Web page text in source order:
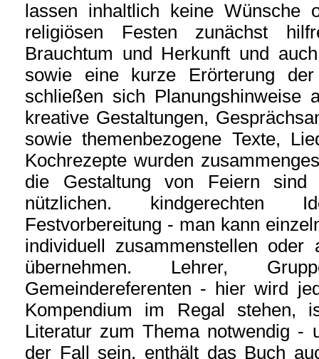
lassen inhaltlich keine Wünsche
religiösen Festen zunächst
Brauchtum und Herkunft und
sowie eine kurze Erörterung
schließen sich Planungshinweise
kreative Gestaltungen,
sowie themenbezogene Texte,
Kochrezepte wurden
die Gestaltung von Feiern sind
nützlichen. kindgerechten
Festvorbereitung - man kann
individuell zusammenstellen oder
übernehmen. Lehrer,
Gemeindereferenten - hier wird
Kompendium im Regal stehen,
Literatur zum Thema notwendig -
der Fall sein, enthält das Buch